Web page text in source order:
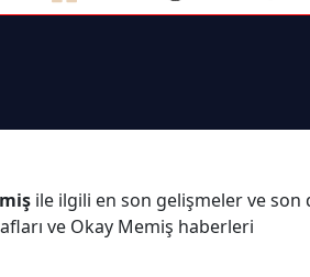
Bingöl
ile ilgili en son gelişmeler ve
ve Okay Memiş haberleri